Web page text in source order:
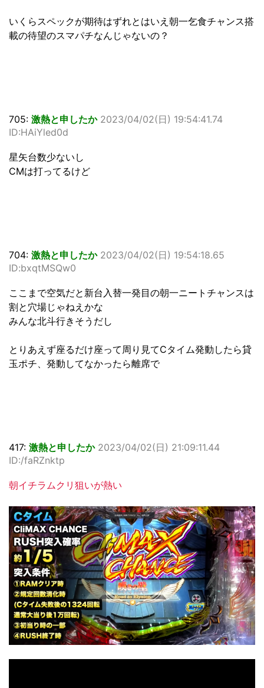
いくらスペックが期待はずれとはいえ朝一乞食チャンス搭
載の待望のスマパチなんじゃないの？
705: 激熱と申したか 2023/04/02(日) 19:54:41.74
ID:HAiYled0d
星矢台数少ないし
CMは打ってるけど
704: 激熱と申したか 2023/04/02(日) 19:54:18.65
ID:bxqtMSQw0
ここまで空気だと新台入替一発目の朝一ニートチャンスは
割と穴場じゃねえかな
みんな北斗行きそうだし
とりあえず座るだけ座って周り見てCタイム発動したら貸
玉ポチ、発動してなかったら離席で
417: 激熱と申したか 2023/04/02(日) 21:09:11.44
ID:/faRZnktp
朝イチラムクリ狙いが熱い